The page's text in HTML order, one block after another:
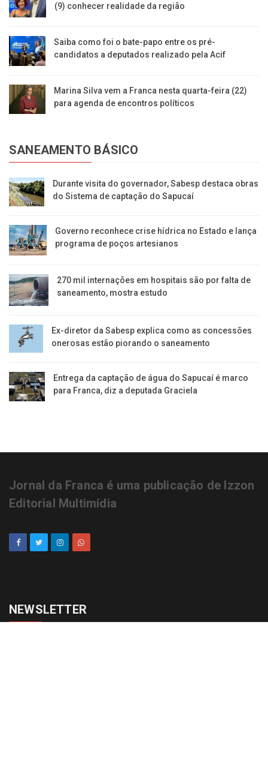
(9) conhecer realidade da região
Saiba como foi o bate-papo entre os pré-
candidatos a deputados realizado pela Acif
Marina Silva vem a Franca nesta quarta-feira (22)
para agenda de encontros políticos
SANEAMENTO BÁSICO
Durante visita do governador, Sabesp destaca obras
do Sistema de captação do Sapucaí
Governo reconhece crise hídrica no Estado e lança
programa de poços artesianos
270 mil internações em hospitais são por falta de
saneamento, mostra estudo
Ex-diretor da Sabesp explica como as concessões
onerosas estão piorando o saneamento
Entrega da captação de água do Sapucaí é marco
para Franca, diz a deputada Graciela
Jornal da Franca é uma publicação de Izzon
Editorial Multimídia
NEWSLETTER